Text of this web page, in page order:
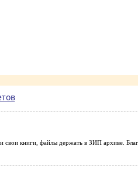
книги, файлы держать в ЗИП архиве.